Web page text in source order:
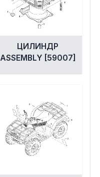
ЦИЛИНДР
ASSEMBLY [59007]